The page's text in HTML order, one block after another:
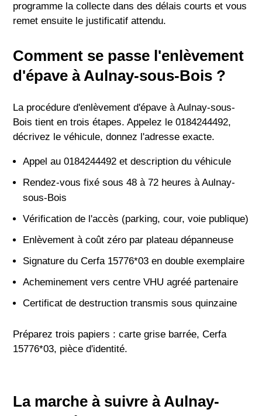
programme la collecte dans des délais courts et vous
remet ensuite le justificatif attendu.
Comment se passe l'enlèvement
d'épave à Aulnay-sous-Bois ?
La procédure d'enlèvement d'épave à Aulnay-sous-
Bois tient en trois étapes. Appelez le 0184244492,
décrivez le véhicule, donnez l'adresse exacte.
Appel au 0184244492 et description du véhicule
Rendez-vous fixé sous 48 à 72 heures à Aulnay-
sous-Bois
Vérification de l'accès (parking, cour, voie publique)
Enlèvement à coût zéro par plateau dépanneuse
Signature du Cerfa 15776*03 en double exemplaire
Acheminement vers centre VHU agréé partenaire
Certificat de destruction transmis sous quinzaine
Préparez trois papiers : carte grise barrée, Cerfa
15776*03, pièce d'identité.
La marche à suivre à Aulnay-